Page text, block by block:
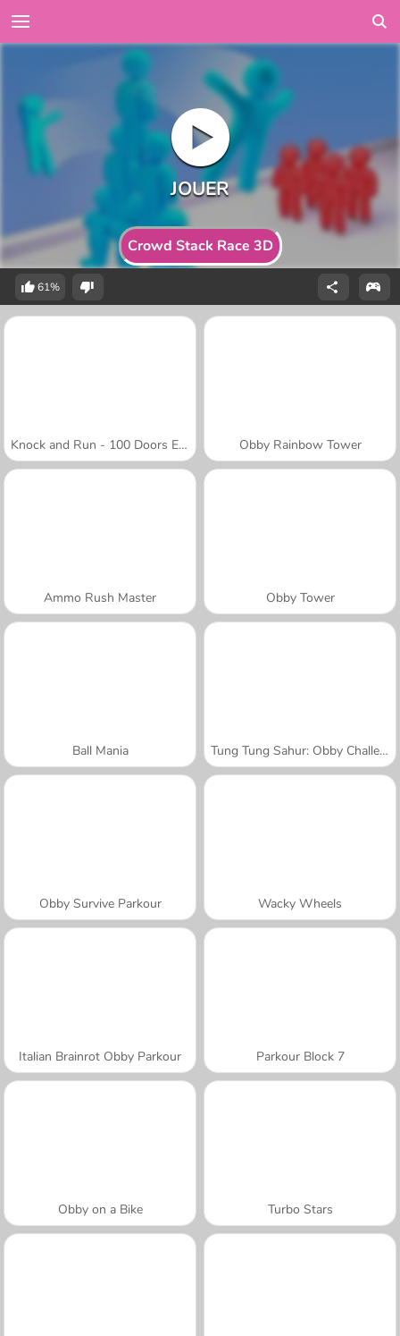
Crowd Stack Race 3D
61%
Knock and Run - 100 Doors Escape Obby Rainbow Tower
Ammo Rush Master Obby Tower
Ball Mania Tung Tung Sahur: Obby Challenge
Obby Survive Parkour Wacky Wheels
Italian Brainrot Obby Parkour Parkour Block 7
Obby on a Bike Turbo Stars